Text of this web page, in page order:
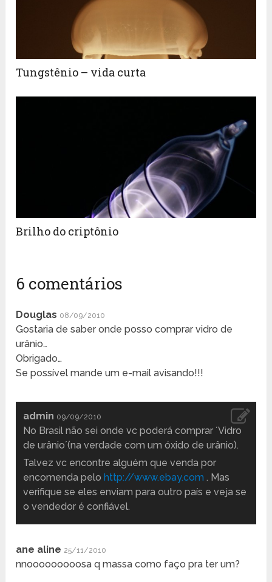
Tungstênio – vida curta
Brilho do criptônio
6 comentários
Douglas 08/09/2010
Gostaria de saber onde posso comprar vidro de
urânio…
Obrigado…
Se possível mande um e-mail avisando!!!
admin 09/09/2010
No Brasil não sei onde vc poderá comprar ´Vidro
de urânio´(na verdade com um óxido de urânio).
Talvez vc encontre alguém que venda por
encomenda pelo http://www.ebay.com . Mas
verifique se eles enviam para outro país e veja se
o vendedor é confiável.
ane aline 25/11/2010
nnooooooooosa q massa como faço pra ter um?